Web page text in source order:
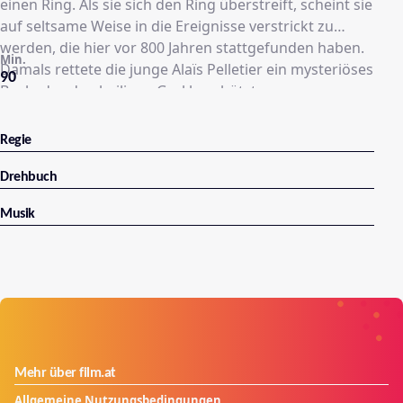
einen Ring. Als sie sich den Ring überstreift, scheint sie
auf seltsame Weise in die Ereignisse verstrickt zu
werden, die hier vor 800 Jahren stattgefunden haben.
Damals rettete die junge Alaïs Pelletier ein mysteriöses
Buch, das den heiligen Gral beschützte, vor
mächtiger Geheimbund hinter Alices Entdeckung und
dem legendären Gral her. Es wird immer deutlicher,
dass die Schicksale der beiden Frauen über die
sind.
90
Min.
Regie
Drehbuch
Musik
Mehr über film.at